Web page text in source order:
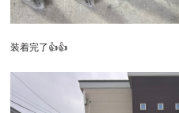
装着完了👍👍